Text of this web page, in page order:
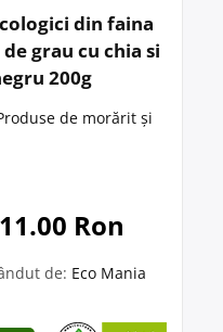
din faina
grau cu chia si
200g
de morărit și
Ron
de: Eco Mania